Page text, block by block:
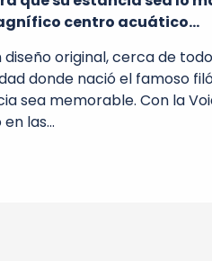
centro acuático...
original, cerca de
donde nació el famoso
sea memorable. Con la
las...